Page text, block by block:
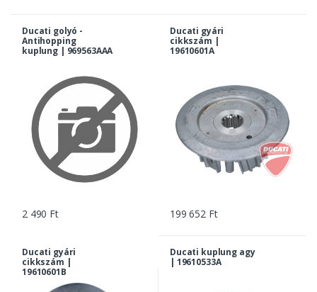
Ducati golyó -
Antihopping
kuplung | 969563AAA
2 490 Ft
Ducati gyári
cikkszám |
19610601A
199 652 Ft
Ducati gyári
cikkszám |
19610601B
Ducati kuplung agy
| 19610533A